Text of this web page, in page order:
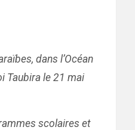
dans l’Océan
Taubira le 21 mai
scolaires et